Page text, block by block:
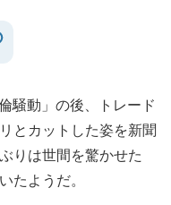
騒動」の後、トレード
とカットした姿を新聞
りは世間を驚かせた
たようだ。